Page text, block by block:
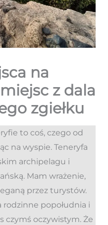
na
z dala
zgiełku
to coś, czego od
na wyspie. Teneryfa
archipelagu i
Mam wrażenie,
przez turystów.
rodzinne popołudnia i
czymś oczywistym. Że